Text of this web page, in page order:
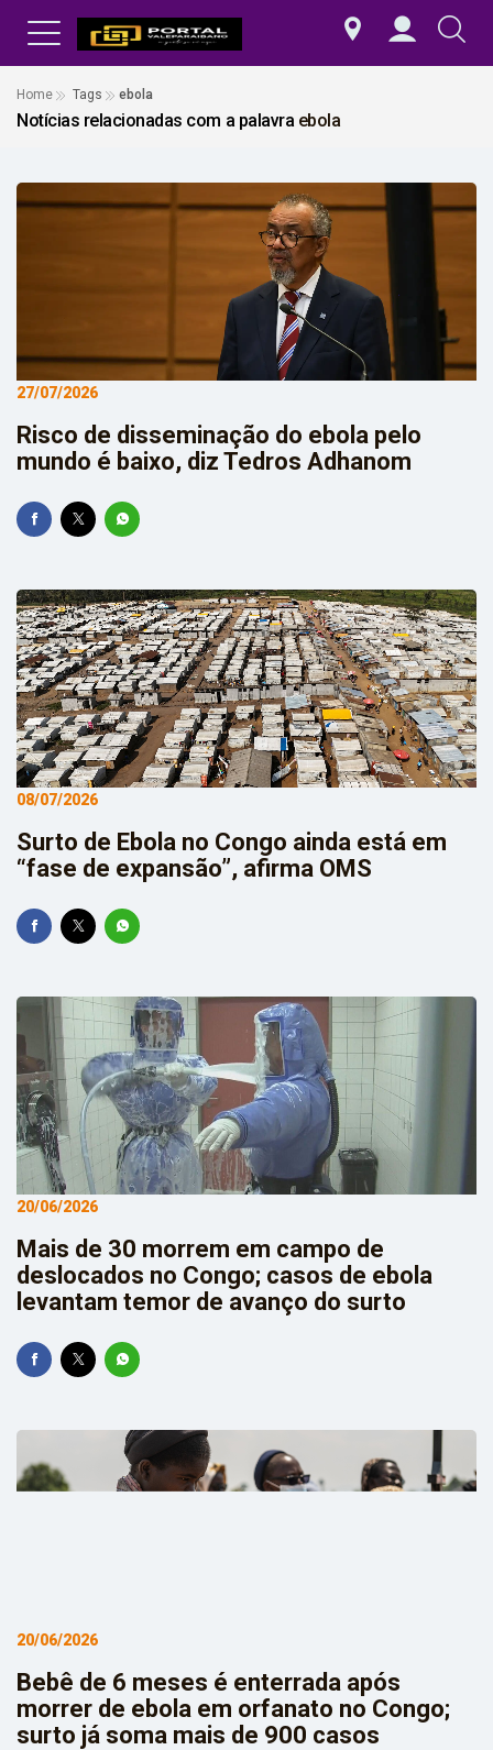
Home Tags ebola
Notícias relacionadas com a palavra ebola
27/07/2026
Risco de disseminação do ebola pelo
mundo é baixo, diz Tedros Adhanom
08/07/2026
Surto de Ebola no Congo ainda está em
“fase de expansão”, afirma OMS
20/06/2026
Mais de 30 morrem em campo de
deslocados no Congo; casos de ebola
levantam temor de avanço do surto
20/06/2026
Bebê de 6 meses é enterrada após
morrer de ebola em orfanato no Congo;
surto já soma mais de 900 casos